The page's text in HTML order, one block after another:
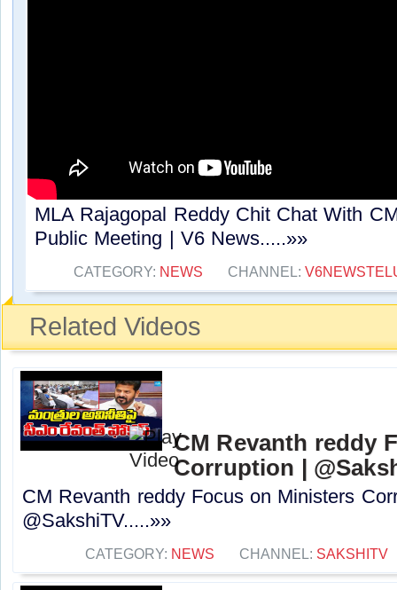
MLA Rajagopal Reddy Chit Chat With
Public Meeting | V6 News.....»»
CATEGORY: NEWS CHANNEL:
Related Videos
CM Revanth reddy
Corruption |
CM Revanth reddy Focus on Ministers
@SakshiTV.....»»
CATEGORY: NEWS CHANNEL: SAKSHITV